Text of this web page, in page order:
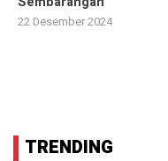
22 Desember 2024
TRENDING